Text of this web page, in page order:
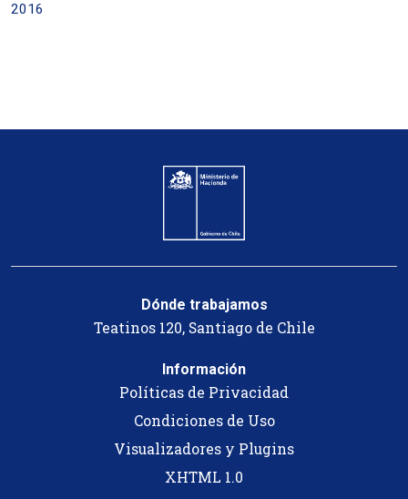
2016
Dónde trabajamos
Teatinos 120, Santiago de Chile
Información
Políticas de Privacidad
Condiciones de Uso
Visualizadores y Plugins
XHTML 1.0